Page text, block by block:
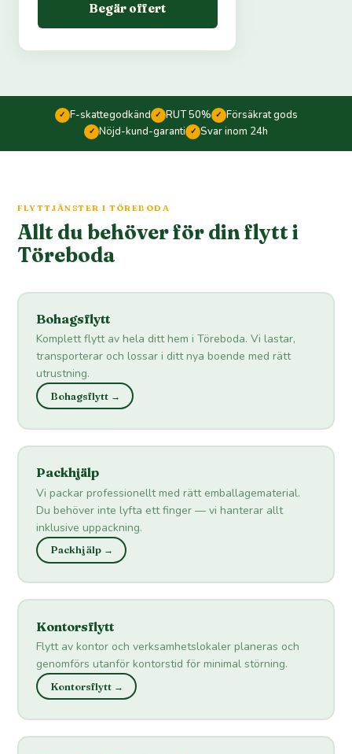
Begär offert
✓ F-skattegodkänd ✓ RUT 50% ✓ Försäkrat gods
✓ Nöjd-kund-garanti ✓ Svar inom 24h
FLYTTJÄNSTER I TÖREBODA
Allt du behöver för din flytt i
Töreboda
Bohagsflytt
Komplett flytt av hela ditt hem i Töreboda. Vi lastar,
transporterar och lossar i ditt nya boende med rätt
utrustning.
Bohagsflytt →
Packhjälp
Vi packar professionellt med rätt emballagematerial.
Du behöver inte lyfta ett finger — vi hanterar allt
inklusive uppackning.
Packhjälp →
Kontorsflytt
Flytt av kontor och verksamhetslokaler planeras och
genomförs utanför kontorstid för minimal störning.
Kontorsflytt →